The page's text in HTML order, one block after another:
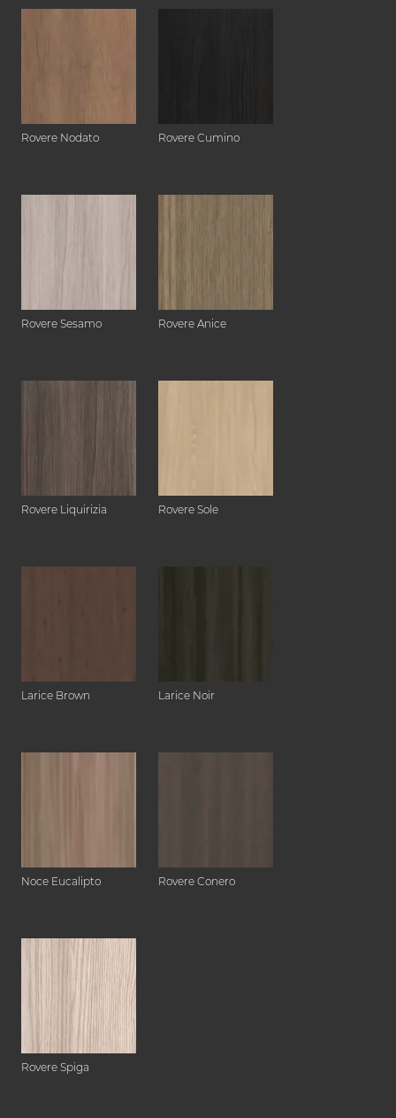
Rovere Nodato Rovere Cumino
Rovere Sesamo Rovere Anice
Rovere Liquirizia Rovere Sole
Larice Brown Larice Noir
Noce Eucalipto Rovere Conero
Rovere Spiga